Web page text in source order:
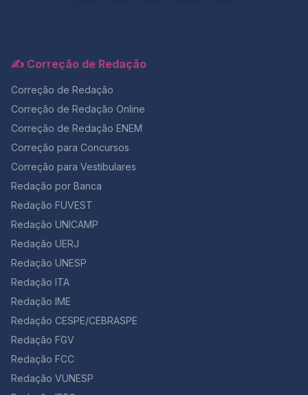
central da formação do Brasil, a história das
silenciada ou distorcida. Assim, a ciência genética
surge não apenas como ferramenta para avanços na
saúde, mas também como meio de revelar narrativas
históricas apagadas e promover uma reflexão crítica
sobre identidade e memória no país. Fonte adaptada:
imigração e a violência histórica deixaram marcas no
DNA dos brasileiros? Um estudo científico publicado na
revista Science e divulgado pela BBC News Brasil
revelou que a história da colonização do país não está
registrada apenas em livros, mas também no DNA da
população atual. A partir do sequenciamento completo
pesquisadores identificaram evidências diretas dos
fluxos migratórios, da escravidão e das relações
desiguais que marcaram os últimos cinco séculos da
formação do Brasil. Os dados mostram que a
miscigenação brasileira ocorreu de forma
profundamente assimétrica. Mais de 70% da herança
maior parte da herança genética feminina é africana ou
indígena. Esse desequilíbrio evidencia um passado
✍️ Correção de Redação
Correção de Redação
Correção de Redação Online
Correção de Redação ENEM
Correção para Concursos
Correção para Vestibulares
Redação por Banca
Redação FUVEST
Redação UNICAMP
Redação UERJ
Redação UNESP
Redação ITA
Redação IME
Redação CESPE/CEBRASPE
Redação FGV
Redação FCC
Redação VUNESP